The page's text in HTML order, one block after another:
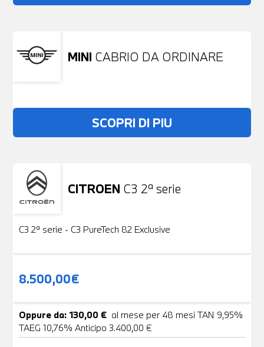
MINI CABRIO DA ORDINARE
SCOPRI DI PIU
CITROEN C3 2ª serie
Usato
C3 2ª serie - C3 PureTech 82 Exclusive
8.500,00€
Oppure da: 130,00 € al mese per 48 mesi TAN 9,95%
TAEG 10,76% Anticipo 3.400,00 €